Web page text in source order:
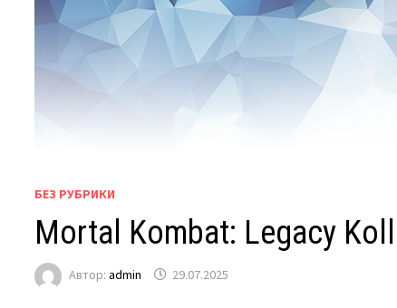
БЕЗ РУБРИКИ
Mortal Kombat: Legacy
Автор:admin 29.07.2025